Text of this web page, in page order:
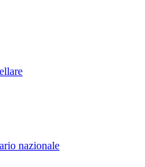
nazionale